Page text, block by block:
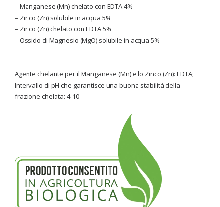
– Manganese (Mn) chelato con EDTA 4%
– Zinco (Zn) solubile in acqua 5%
– Zinco (Zn) chelato con EDTA 5%
– Ossido di Magnesio (MgO) solubile in acqua 5%
Agente chelante per il Manganese (Mn) e lo Zinco (Zn): EDTA;
Intervallo di pH che garantisce una buona stabilità della
frazione chelata: 4-10